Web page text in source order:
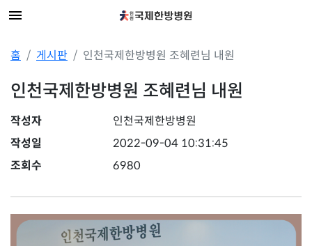
홈 게시판 인천국제한방병원 조혜련님 내원
인천국제한방병원 조혜련님 내원
작성자
인천국제한방병원
작성일
2022-09-04 10:31:45
조회수
6980